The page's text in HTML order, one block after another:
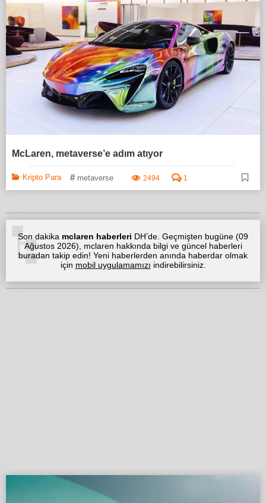
McLaren, metaverse’e adım atıyor
Kripto Para # metaverse 2494 1
Son dakika mclaren haberleri DH’de. Geçmişten bugüne (09
Ağustos 2026), mclaren hakkında bilgi ve güncel haberleri
buradan takip edin! Yeni haberlerden anında haberdar olmak
için mobil uygulamamızı indirebilirsiniz.